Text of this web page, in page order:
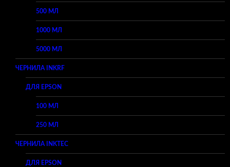
500 МЛ
1000 МЛ
5000 МЛ
ЧЕРНИЛА INKRF
ДЛЯ EPSON
100 МЛ
250 МЛ
ЧЕРНИЛА INKTEC
ДЛЯ EPSON